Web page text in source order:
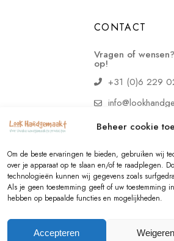
Beheer cookie
Om de beste ervaringen te bieden, gebruiken wij
over je apparaat op te slaan en/of te raadplegen.
technologieën kunnen wij gegevens zoals
Als je geen toestemming geeft of uw toestemming
hebben op bepaalde functies en mogelijkheden.
Accepteren Weigeren
CONTACT
Vragen of
op!
+31 (0)6 229